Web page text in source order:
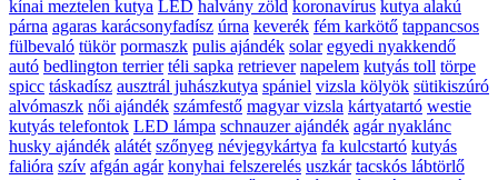
kínai meztelen kutya LED halvány zöld koronavírus kutya alakú
párna agaras karácsonyfadísz úrna keverék fém karkötő tappancsos
fülbevaló tükör pormaszk pulis ajándék solar egyedi nyakkendő
autó bedlington terrier téli sapka retriever napelem kutyás toll törpe
spicc táskadísz ausztrál juhászkutya spániel vizsla kölyök sütikiszúró
alvómaszk női ajándék számfestő magyar vizsla kártyatartó westie
kutyás telefontok LED lámpa schnauzer ajándék agár nyaklánc
husky ajándék alátét szőnyeg névjegykártya fa kulcstartó kutyás
falióra szív afgán agár konyhai felszerelés uszkár tacskós lábtörlő